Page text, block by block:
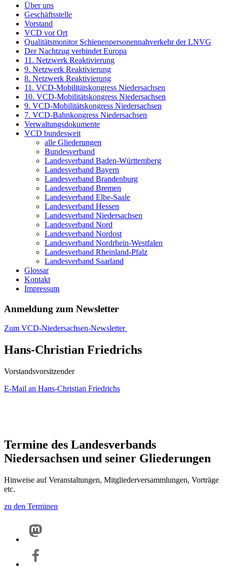
Über uns
Geschäftsstelle
Vorstand
VCD vor Ort
Qualitätsmonitor Schienenpersonennahverkehr der LNVG
Der Nachtzug verbindet Europa
11. Netzwerk Reaktivierung
9. Netzwerk Reaktivierung
8. Netzwerk Reaktivierung
11. VCD-Mobilitätskongress Niedersachsen
10. VCD-Mobilitätskongress Niedersachsen
9. VCD-Mobilitätskongress Niedersachsen
7. VCD-Bahnkongress Niedersachsen
Verwaltungsdokumente
VCD bundesweit
alle Gliederungen
Bundesverband
Landesverband Baden-Württemberg
Landesverband Bayern
Landesverband Brandenburg
Landesverband Bremen
Landesverband Elbe-Saale
Landesverband Hessen
Landesverband Niedersachsen
Landesverband Nord
Landesverband Nordost
Landesverband Nordrhein-Westfalen
Landesverband Rheinland-Pfalz
Landesverband Saarland
Glossar
Kontakt
Impressum
Anmeldung zum Newsletter
Zum VCD-Niedersachsen-Newsletter
Hans-Christian Friedrichs
Vorstandsvorsitzender
E-Mail an Hans-Christian Friedrichs
Termine des Landesverbands
Niedersachsen und seiner Gliederungen
Hinweise auf Veranstaltungen, Mitgliederversammlungen, Vorträge
etc.
zu den Terminen